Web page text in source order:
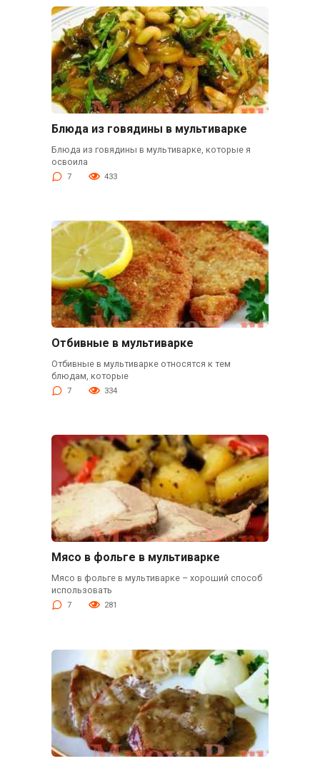
Блюда из говядины в мультиварке
Блюда из говядины в мультиварке, которые я
освоила
7 433
Отбивные в мультиварке
Отбивные в мультиварке относятся к тем
блюдам, которые
7 334
Мясо в фольге в мультиварке
Мясо в фольге в мультиварке – хороший способ
использовать
7 281